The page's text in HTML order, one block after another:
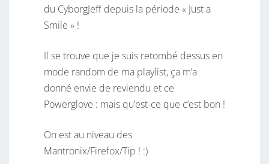
du CyborgJeff depuis la période « Just a
Smile » !
Il se trouve que je suis retombé dessus en
mode random de ma playlist, ça m’a
donné envie de reviendu et ce
Powerglove : mais qu’est-ce que c’est bon !
On est au niveau des
Mantronix/Firefox/Tip ! :)